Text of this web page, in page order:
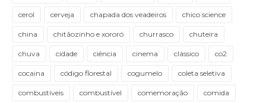
cerol cerveja chapada dos veadeiros chico science
china chitãozinho e xororó churrasco chuteira
chuva cidade ciência cinema clássico co2
cocaina código florestal cogumelo coleta seletiva
combustíveis combustível comemoração comida